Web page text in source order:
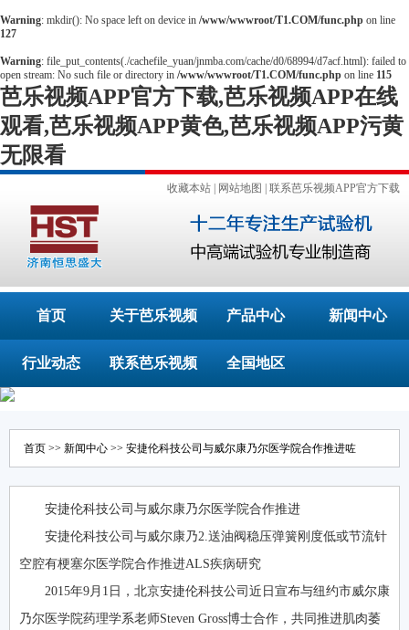
Warning: mkdir(): No space left on device in /www/wwwroot/T1.COM/func.php on line
127
Warning: file_put_contents(./cachefile_yuan/jnmba.com/cache/d0/68994/d7acf.html): failed to
open stream: No such file or directory in /www/wwwroot/T1.COM/func.php on line 115
芭乐视频APP官方下载,芭乐视频APP在线
观看,芭乐视频APP黄色,芭乐视频APP污黄
无限看
收藏本站 网站地图 联系芭乐视频APP官方下载
首页 关于芭乐视频
APP官方下载
产品中心 新闻中心
行业动态 联系芭乐视频 全国地区
首页 >> 新闻中心 >> 安捷伦科技公司与威尔康乃尔医学院合作推进咗
安捷伦科技公司与威尔康乃尔医学院合作推进
安捷伦科技公司与威尔康乃2.送油阀稳压弹簧刚度低或节流针
空腔有梗塞尔医学院合作推进ALS疾病研究
2015年9月1日，北京安捷伦科技公司近日宣布与纽约市威尔康
乃尔医学院药理学系老师Steven Gross博士合作，共同推进肌肉萎